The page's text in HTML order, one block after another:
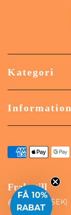
Kategori
Information
Frakt till
FÅ 10%
RABAT